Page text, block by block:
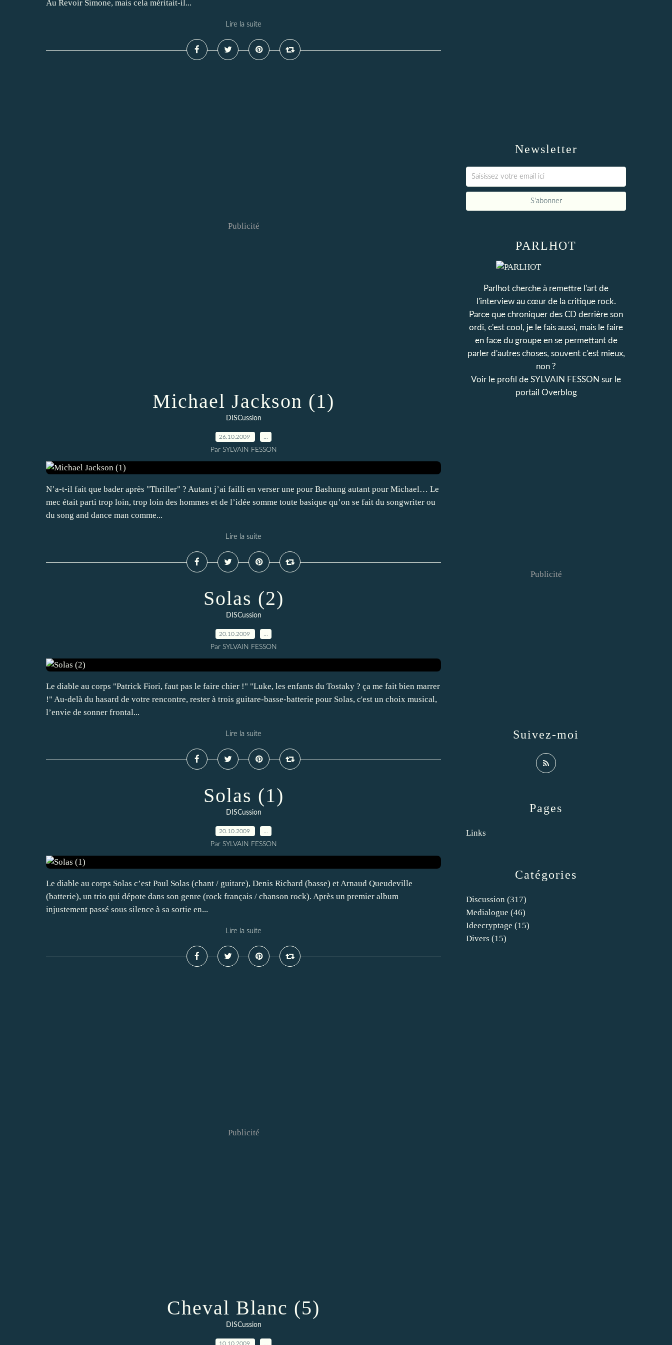
Au Revoir Simone, mais cela méritait-il...
Lire la suite
Publicité
Michael Jackson (1)
DISCussion
26.10.2009
Par SYLVAIN FESSON
N’a-t-il fait que bader après "Thriller" ? Autant j’ai failli en verser une pour Bashung autant pour Michael… Le
mec était parti trop loin, trop loin des hommes et de l’idée somme toute basique qu’on se fait du songwriter ou
du song and dance man comme...
Lire la suite
Solas (2)
DISCussion
20.10.2009
Par SYLVAIN FESSON
Le diable au corps "Patrick Fiori, faut pas le faire chier !" "Luke, les enfants du Tostaky ? ça me fait bien marrer
!" Au-delà du hasard de votre rencontre, rester à trois guitare-basse-batterie pour Solas, c'est un choix musical,
l’envie de sonner frontal...
Lire la suite
Solas (1)
DISCussion
20.10.2009
Par SYLVAIN FESSON
Le diable au corps Solas c’est Paul Solas (chant / guitare), Denis Richard (basse) et Arnaud Queudeville
(batterie), un trio qui dépote dans son genre (rock français / chanson rock). Après un premier album
injustement passé sous silence à sa sortie en...
Lire la suite
Publicité
Cheval Blanc (5)
DISCussion
10.10.2009
Newsletter
Catégories
Discussion (317)
Medialogue (46)
Ideecryptage (15)
Divers (15)
Pages
Links
PARLHOT
Parlhot cherche à remettre l'art de
l'interview au cœur de la critique rock.
Parce que chroniquer des CD derrière son
ordi, c'est cool, je le fais aussi, mais le faire
en face du groupe en se permettant de
parler d'autres choses, souvent c'est mieux,
non ?
Voir le profil de SYLVAIN FESSON sur le
portail Overblog
Suivez-moi
Publicité